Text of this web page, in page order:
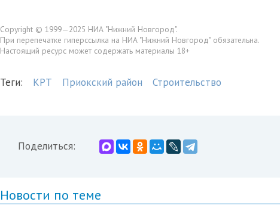
Copyright © 1999—2025 НИА "Нижний Новгород".
При перепечатке гиперссылка на НИА "Нижний Новгород" обязательна.
Настоящий ресурс может содержать материалы 18+
Теги: КРТ Приокский район Строительство
Поделиться:
Новости по теме